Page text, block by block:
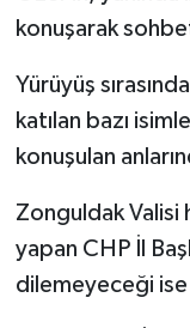
konuşarak
Yürüyüş
katılan bazı
konuşulan
Zonguldak Valisi
yapan CHP İl
dilemeyeceği